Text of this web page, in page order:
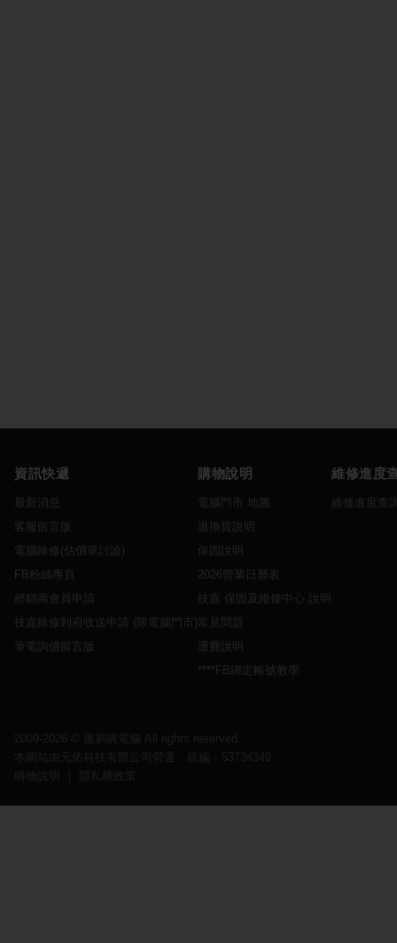
資訊快遞
最新消息
客服留言版
電腦維修(估價單討論)
FB粉絲專頁
經銷商會員申請
技嘉維修到府收送申請 (限電腦門市)
筆電詢價留言版
購物說明
電腦門市 地圖
退換貨說明
保固說明
2026營業日曆表
技嘉 保固及維修中心 說明
常見問題
運費說明
****FB綁定帳號教學
維修進度
維修進度查